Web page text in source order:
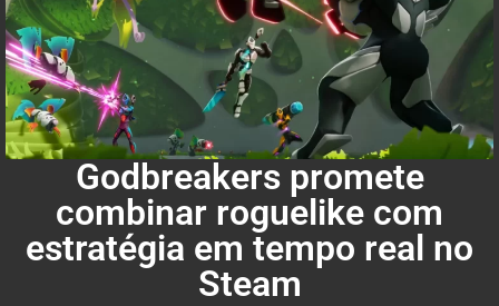
Godbreakers promete
combinar roguelike com
estratégia em tempo real no
Steam